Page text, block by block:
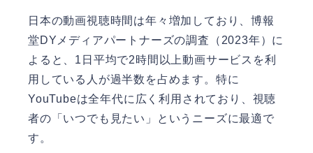
日本の動画視聴時間は年々増加しており、博報
堂DYメディアパートナーズの調査（2023年）に
よると、1日平均で2時間以上動画サービスを利
用している人が過半数を占めます。特に
YouTubeは全年代に広く利用されており、視聴
者の「いつでも見たい」というニーズに最適で
す。